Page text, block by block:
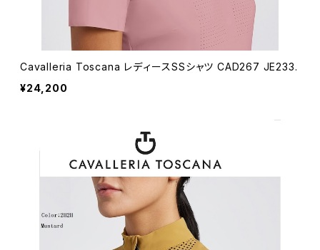
Cavalleria Toscana レディースSSシャツ CAD267 JE233.
¥24,200